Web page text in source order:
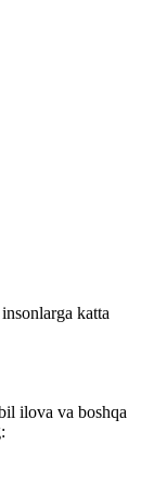
katta
ilova va boshqa